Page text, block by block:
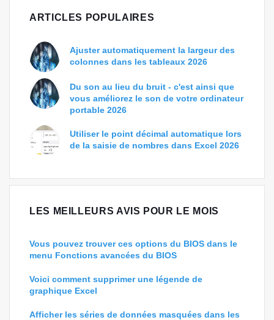
ARTICLES POPULAIRES
Ajuster automatiquement la largeur des
colonnes dans les tableaux 2026
Du son au lieu du bruit - c'est ainsi que
vous améliorez le son de votre ordinateur
portable 2026
Utiliser le point décimal automatique lors
de la saisie de nombres dans Excel 2026
LES MEILLEURS AVIS POUR LE MOIS
Vous pouvez trouver ces options du BIOS dans le
menu Fonctions avancées du BIOS
Voici comment supprimer une légende de
graphique Excel
Afficher les séries de données masquées dans les